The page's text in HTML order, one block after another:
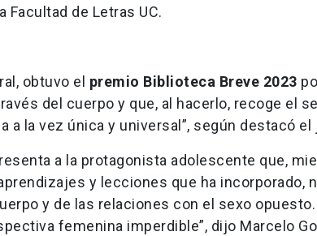
Facultad de Letras UC.
obtuvo el premio Biblioteca Breve 2023
del cuerpo y que, al hacerlo, recoge el
la vez única y universal”, según destacó el
a la protagonista adolescente que,
y lecciones que ha incorporado,
y de las relaciones con el sexo
femenina imperdible”, dijo Marcelo